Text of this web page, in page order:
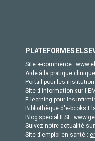
PLATEFORMES
Site e-commerce :
Aide à la pratique
Portail pour les
Site d'information sur
E-learning pour les
Bibliothèque d'e-books
Blog special IFSI :
Suivez notre actualité
Site d'emploi en santé :